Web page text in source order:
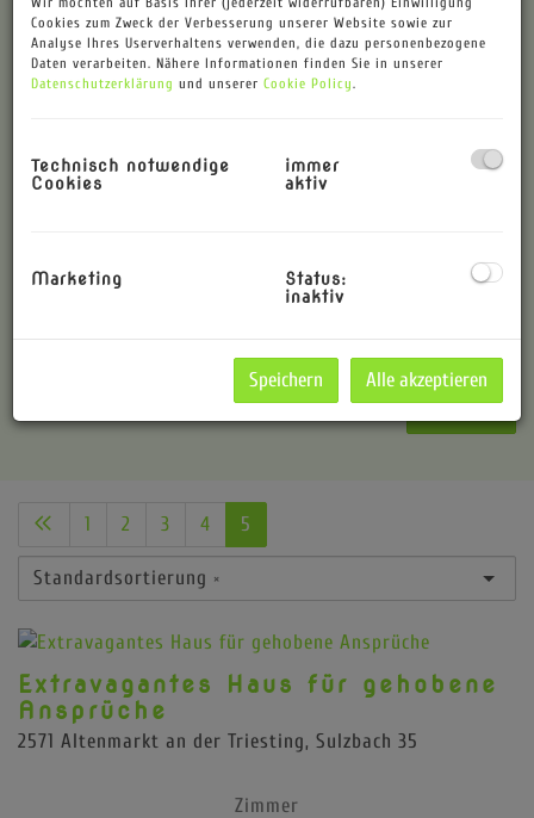
-
Zimmer
Wohnfläche (von/bis)
Kauf
Weitere Suchoptionen
Filter zurücksetzen
Suchen
1 2 3 4 5
Standardsortierung ×
Extravagantes Haus für gehobene
Ansprüche
2571 Altenmarkt an der Triesting, Sulzbach 35
Zimmer
Cookies zum Zweck der Verbesserung unserer Website sowie zur
Analyse Ihres Userverhaltens verwenden, die dazu personenbezogene
Daten verarbeiten. Nähere Informationen finden Sie in unserer
Datenschutzerklärung und unserer Cookie Policy.
Technisch notwendige
Cookies
immer
aktiv
Marketing
Status:
inaktiv
Speichern Alle akzeptieren